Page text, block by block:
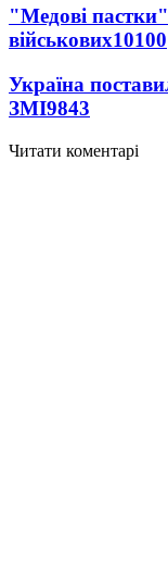
"Медові
військових10100
Україна
ЗМІ9843
Читати коментарі